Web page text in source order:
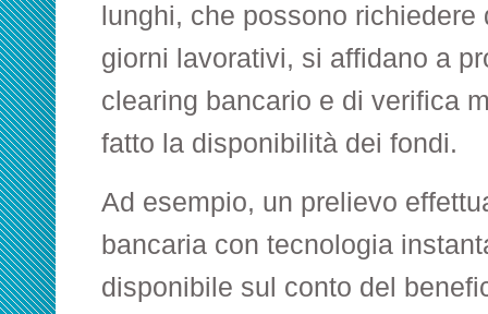
lunghi, che possono
giorni lavorativi, si affidano a
clearing bancario e di verifica
fatto la disponibilità dei fondi.
Ad esempio, un prelievo
bancaria con tecnologia
disponibile sul conto del